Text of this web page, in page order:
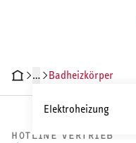
HEIZEN UND KÜHLEN
Wärmepumpe
…
Elektroheizung
Badheizkörper
HOTLINE VERTRIEB